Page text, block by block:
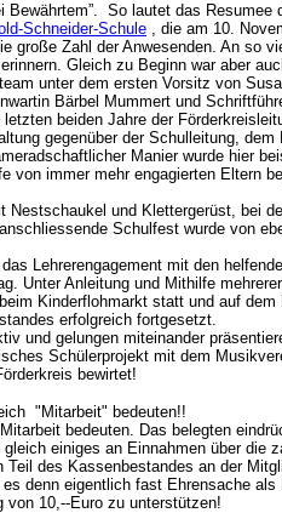
So lautet das Resumee
Schneider-Schule , die am 10.
große Zahl der Anwesenden. An so
Gleich zu Beginn war aber
unter dem ersten Vorsitz von
Bärbel Mummert und
beiden Jahre der
gegenüber der Schulleitung, dem
Manier wurde hier
von immer mehr engagierten Eltern
Nestschaukel und Klettergerüst, bei
Schulfest wurde von
Lehrerengagement mit den
Unter Anleitung und Mithilfe
Kinderflohmarkt statt und auf dem
erfolgreich fortgesetzt.
und gelungen miteinander
Schülerprojekt mit dem
bewirtet!
"Mitarbeit" bedeuten!!
bedeuten. Das belegten
einiges an Einnahmen über die
des Kassenbestandes an der
denn eigentlich fast Ehrensache als
von 10,--Euro zu unterstützen!